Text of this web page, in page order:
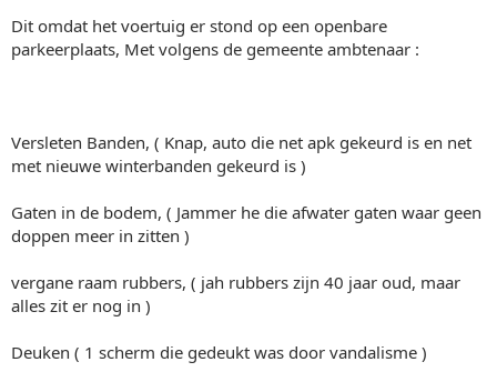
Dit omdat het voertuig er stond op een openbare
parkeerplaats, Met volgens de gemeente ambtenaar :
Versleten Banden, ( Knap, auto die net apk gekeurd is en net
met nieuwe winterbanden gekeurd is )
Gaten in de bodem, ( Jammer he die afwater gaten waar geen
doppen meer in zitten )
vergane raam rubbers, ( jah rubbers zijn 40 jaar oud, maar
alles zit er nog in )
Deuken ( 1 scherm die gedeukt was door vandalisme )